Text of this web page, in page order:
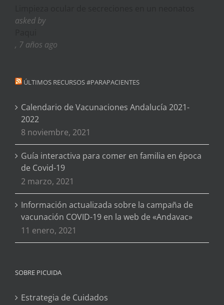
asked by
, 7 años ago
ÚLTIMOS RECURSOS #PARAPACIENTES
Calendario de Vacunaciones Andalucía 2021-
2022
8 noviembre, 2021
Guía interactiva para comer en familia en época
de Covid-19
2 marzo, 2021
Información actualizada sobre la campaña de
vacunación COVID-19 en la web de «Andavac»
11 enero, 2021
SOBRE PICUIDA
Estrategia de Cuidados